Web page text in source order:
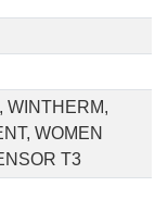
WINTHERM,
WOMEN
T3